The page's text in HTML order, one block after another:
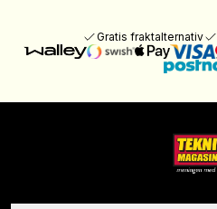
Gratis fraktalternativ